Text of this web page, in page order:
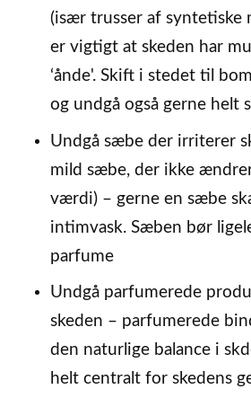
(især trusser af syntetiske
er vigtigt at skeden har
‘ånde'. Skift i stedet til
og undgå også gerne helt
Undgå sæbe der irriterer
mild sæbe, der ikke
værdi) – gerne en sæbe
intimvask. Sæben bør
parfume
Undgå parfumerede
skeden – parfumerede
den naturlige balance i
helt centralt for skedens